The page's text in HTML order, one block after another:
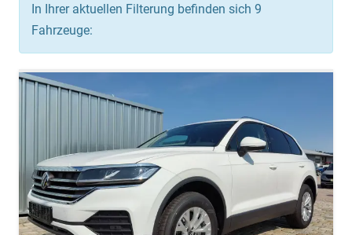
In Ihrer aktuellen Filterung befinden sich 9
Fahrzeuge: